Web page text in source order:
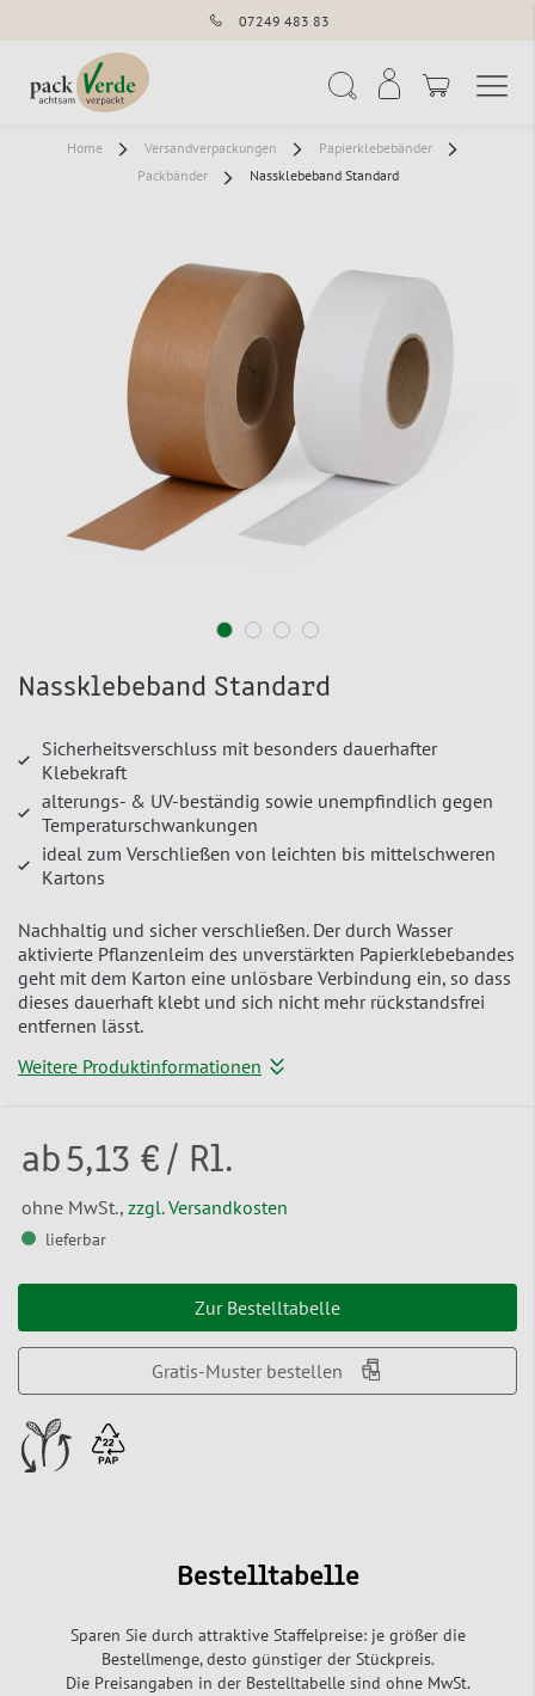
07249 483 83
Home Versandverpackungen
Papierklebebänder
Packbänder
Nassklebeband Standard
Nassklebeband Standard
Sicherheitsverschluss mit besonders dauerhafter
Klebekraft
alterungs- & UV-beständig sowie unempfindlich gegen
Temperaturschwankungen
ideal zum Verschließen von leichten bis mittelschweren
Kartons
Nachhaltig und sicher verschließen. Der durch Wasser
aktivierte Pflanzenleim des unverstärkten Papierklebebandes
geht mit dem Karton eine unlösbare Verbindung ein, so dass
dieses dauerhaft klebt und sich nicht mehr rückstandsfrei
entfernen lässt.
Weitere Produktinformationen
ab5,13 € / Rl.
ohne MwSt., zzgl. Versandkosten
lieferbar
Zur Bestelltabelle
Gratis-Muster bestellen
Bestelltabelle
Sparen Sie durch attraktive Staffelpreise: je größer die
Bestellmenge, desto günstiger der Stückpreis.
Die Preisangaben in der Bestelltabelle sind ohne MwSt.